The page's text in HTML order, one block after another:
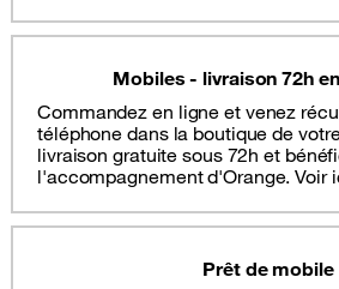
Mobiles - livraison 72h
Commandez en ligne et venez
téléphone dans la boutique de
livraison gratuite sous 72h et
l'accompagnement d'Orange. Voir
Prêt de mobile